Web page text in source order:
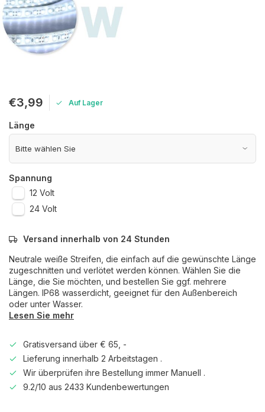
€3,99 Auf Lager
Länge
Spannung
12 Volt
24 Volt
Versand innerhalb von 24 Stunden
Neutrale weiße Streifen, die einfach auf die gewünschte Länge
zugeschnitten und verlötet werden können. Wählen Sie die
Länge, die Sie möchten, und bestellen Sie ggf. mehrere
Längen. IP68 wasserdicht, geeignet für den Außenbereich
oder unter Wasser.
Lesen Sie mehr
Gratisversand über € 65, -
Lieferung innerhalb 2 Arbeitstagen .
Wir überprüfen ihre Bestellung immer Manuell .
9.2/10 aus 2433 Kundenbewertungen